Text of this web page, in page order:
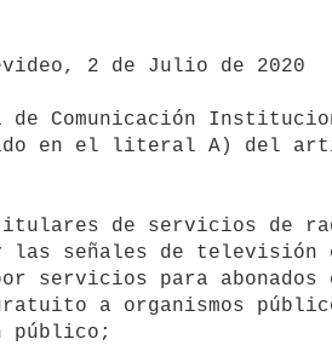
en el literal A) del
señales de televisión
servicios para
a organismos
público;